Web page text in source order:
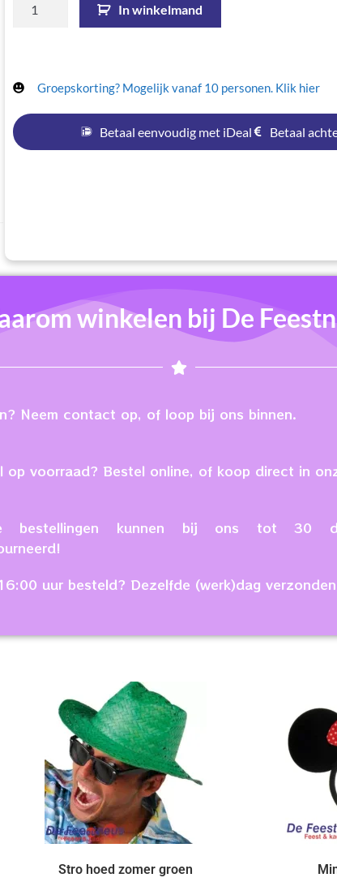
In winkelmand
Groepskorting? Mogelijk vanaf 10 personen. Klik hier
Betaal eenvoudig met iDeal Betaal
winkelen bij De
Neem contact op, of loop bij ons binnen.
op voorraad? Bestel online, of koop direct in
bestellingen kunnen bij ons tot 30
uur besteld? Dezelfde (werk)dag
Stro hoed zomer groen